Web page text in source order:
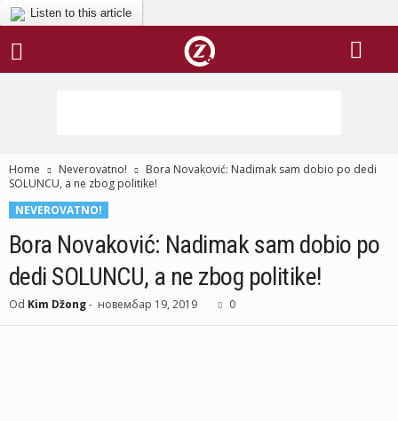
Listen to this article
Home Neverovatno!
Bora Novaković: Nadimak sam dobio po dedi
SOLUNCU, a ne zbog politike!
NEVEROVATNO!
Bora Novaković: Nadimak sam dobio po
dedi SOLUNCU, a ne zbog politike!
Od Kim Džong- новембар 19, 2019 0